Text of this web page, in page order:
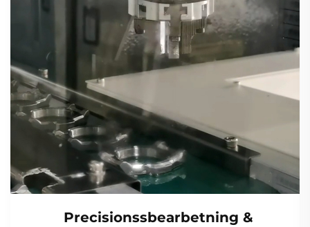
Precisionssbearbetning &